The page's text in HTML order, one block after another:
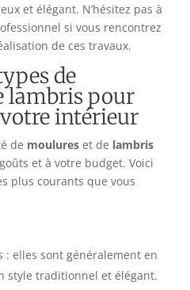
et élégant. N’hésitez pas à
si vous rencontrez
de ces travaux.
de
lambris pour
intérieur
de moulureset de lambris
et à votre budget. Voici
plus courants que vous
: elles sont généralement en
style traditionnel et élégant.